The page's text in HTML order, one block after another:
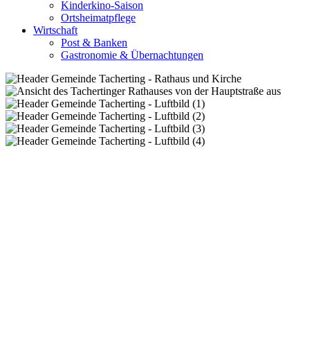
Kinderkino-Saison
Ortsheimatpflege
Wirtschaft
Post & Banken
Gastronomie & Übernachtungen